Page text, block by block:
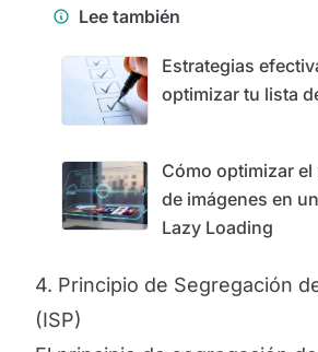
Lee también
Estrategias
optimizar tu lista
Cómo optimizar
de imágenes en
Lazy Loading
4. Principio de Segregación
(ISP)